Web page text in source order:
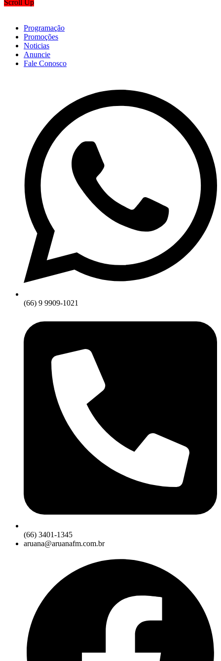
Scroll Up
Programação
Promoções
Noticias
Anuncie
Fale Conosco
(66) 9 9909-1021
(66) 3401-1345
aruana@aruanafm.com.br